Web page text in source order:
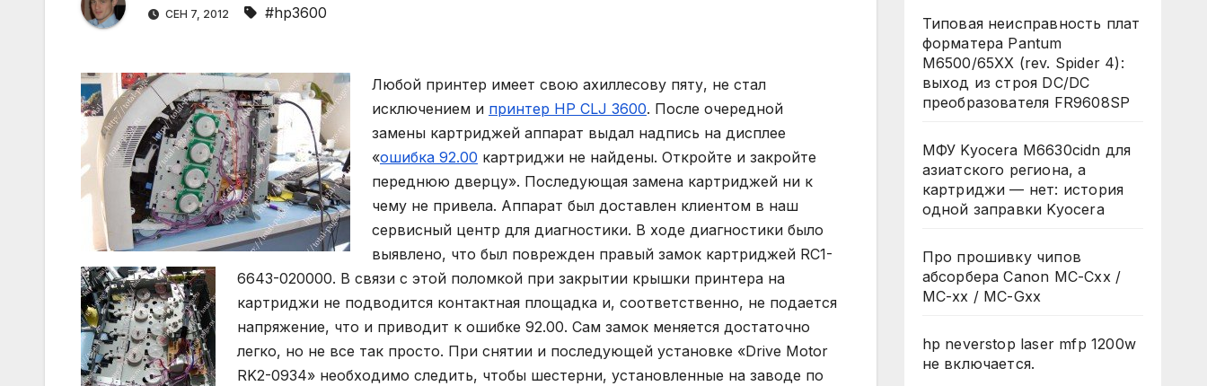
СЕН 7, 2012 #hp3600
Любой принтер имеет свою ахиллесову пяту, не стал
исключением и принтер HP CLJ 3600. После очередной
замены картриджей аппарат выдал надпись на дисплее
«ошибка 92.00 картриджи не найдены. Откройте и закройте
переднюю дверцу». Последующая замена картриджей ни к
чему не привела. Аппарат был доставлен клиентом в наш
сервисный центр для диагностики. В ходе диагностики было
выявлено, что был поврежден правый замок картриджей RC1-
6643-020000. В связи с этой поломкой при закрытии крышки принтера на
картриджи не подводится контактная площадка и, соответственно, не подается
напряжение, что и приводит к ошибке 92.00. Сам замок меняется достаточно
легко, но не все так просто. При снятии и последующей установке «Drive Motor
RK2-0934» необходимо следить, чтобы шестерни, установленные на заводе по
Типовая неисправность плат
форматера Pantum
M6500/65XX (rev. Spider 4):
выход из строя DC/DC
преобразователя FR9608SP
МФУ Kyocera M6630cidn для
азиатского региона, а
картриджи — нет: история
одной заправки Kyocera
Про прошивку чипов
абсорбера Canon MC-Cxx /
MC-xx / MC-Gxx
hp neverstop laser mfp 1200w
не включается.